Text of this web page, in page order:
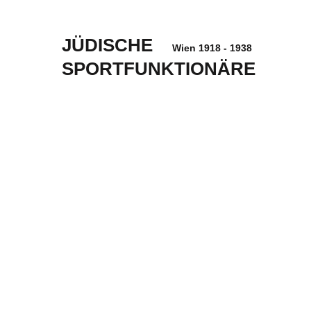
JÜDISCHE Wien 1918 - 1938
SPORTFUNKTIONÄRE